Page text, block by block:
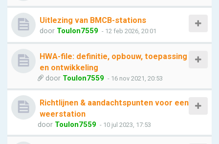
Uitlezing van BMCB-stations
door Toulon7559 - 12 feb 2026, 20:01
HWA-file: definitie, opbouw, toepassing
en ontwikkeling
door Toulon7559 - 16 nov 2021, 20:53
Richtlijnen & aandachtspunten voor een
weerstation
door Toulon7559 - 10 jul 2023, 17:53